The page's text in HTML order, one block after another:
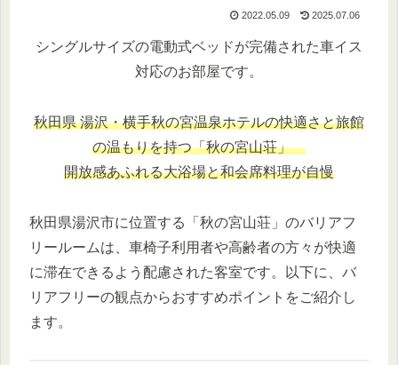
2022.05.09 2025.07.06
シングルサイズの電動式ベッドが完備された車イス
対応のお部屋です。
秋田県 湯沢・横手秋の宮温泉ホテルの快適さと旅館
の温もりを持つ「秋の宮山荘」
開放感あふれる大浴場と和会席料理が自慢
秋田県湯沢市に位置する「秋の宮山荘」のバリアフ
リールームは、車椅子利用者や高齢者の方々が快適
に滞在できるよう配慮された客室です。以下に、バ
リアフリーの観点からおすすめポイントをご紹介し
ます。